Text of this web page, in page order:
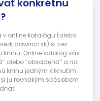
konkrétnu
v online katalógu (alebo
si cez
knihu. Online katalóg vás
alebo “obsadená” a na
knihu jedným kliknutím
si ju rovnakým spôsobom